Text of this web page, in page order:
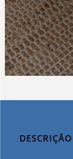
DESCRIÇÃO